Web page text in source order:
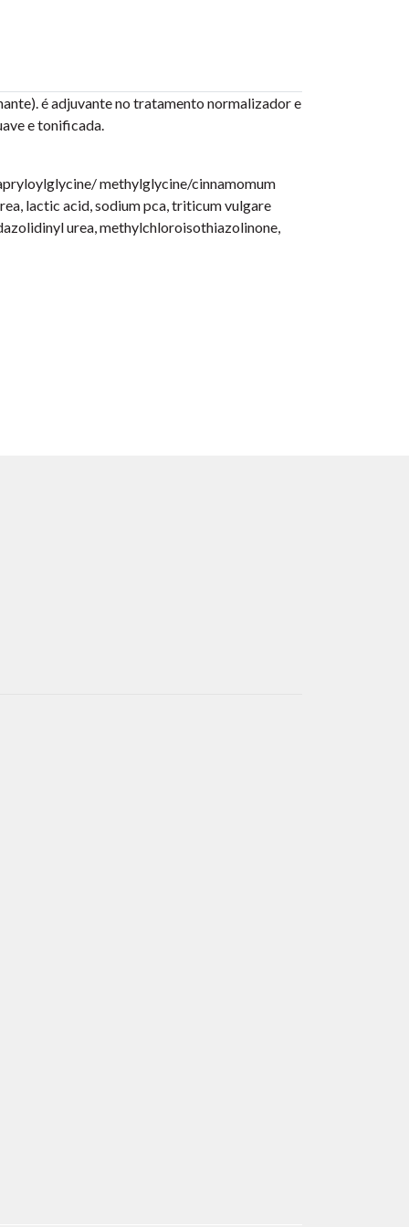
é adjuvante no tratamento normalizador e
e tonificada.
methylglycine/cinnamomum
lactic acid, sodium pca, triticum vulgare
urea, methylchloroisothiazolinone,